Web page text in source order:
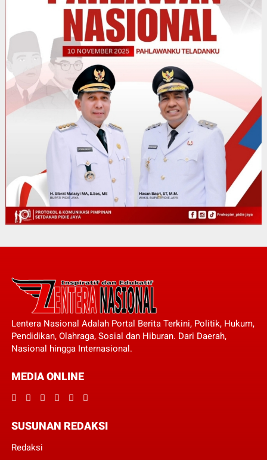
Lentera Nasional Adalah Portal Berita Terkini, Politik, Hukum,
Pendidikan, Olahraga, Sosial dan Hiburan. Dari Daerah,
Nasional hingga Internasional.
MEDIA ONLINE
SUSUNAN REDAKSI
Redaksi